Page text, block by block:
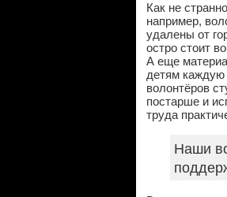
Как не
например,
удалены от
остро стоит
А еще
детям
волонтёров
постарше и
труда
Наши